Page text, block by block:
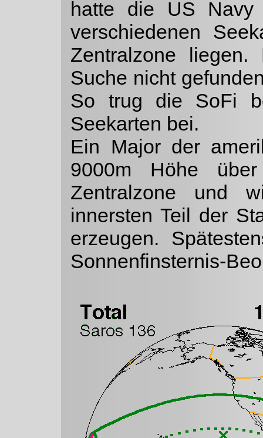
hatte die US Navy
verschiedenen
Zentralzone
Suche nicht
So trug die SoFi
Seekarten bei.
Ein Major der
9000m Höhe
Zentralzone und
innersten Teil der
erzeugen.
Sonnenfinsternis-